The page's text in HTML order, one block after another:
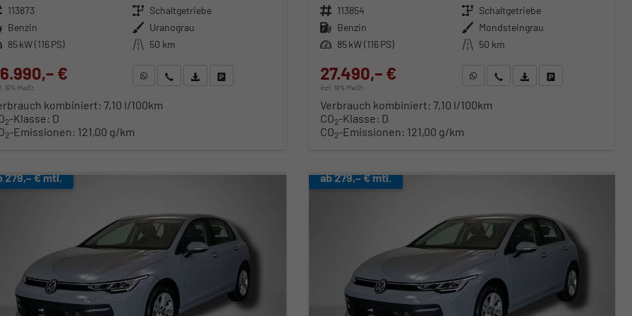
113873 Getriebe Schaltgetriebe
Benzin Außenfarbe Uranograu
85 kW (116 PS) Kilometerstand 50 km
€
19% MwSt.
WhatsApp anfragen
Wir rufen Sie anFahrzeugexposé (PDF)
kombiniert:7,10 l/100km
2-Klasse: D
2-Emissionen: 121,00 g/km
Fahrzeugnr. 113854 Getriebe Schaltgetriebe
Kraftstoff Benzin Außenfarbe Mondsteingrau
Leistung 85 kW (116 PS) Kilometerstand 50 km
27.490,– €
incl. 19% MwSt.
WhatsApp anfragen
Wir rufen Sie anFahrzeugexposé (PDF)
Fahrzeug parken
Verbrauch kombiniert: 7,10 l/100km
CO2-Klasse: D
CO2-Emissionen: 121,00 g/km
279,– € mtl. ab 279,– € mtl.